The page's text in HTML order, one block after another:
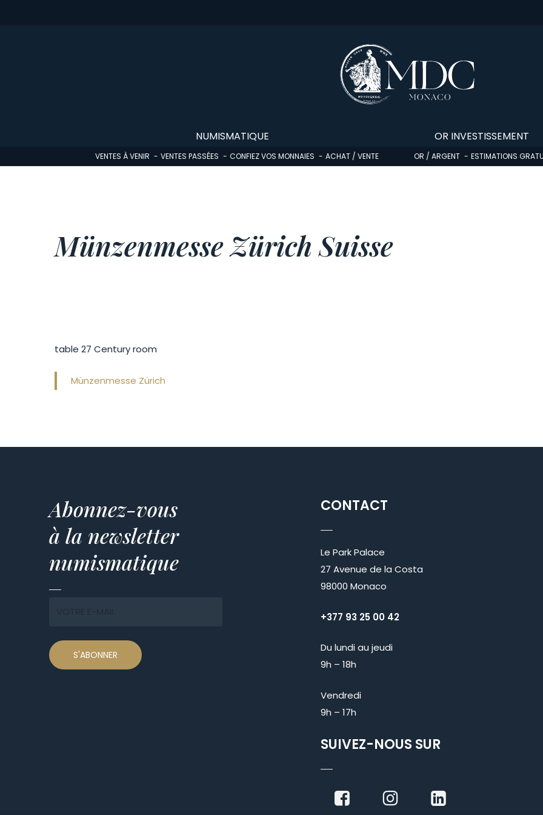
NUMISMATIQUE
VENTES À VENIR VENTES PASSÉES CONFIEZ VOS MONNAIES ACHAT / VENTE
OR INVESTISSEMENT
OR / ARGENT ESTIMATIONS
Münzenmesse Zürich Suisse
table 27 Century room
Münzenmesse Zürich
Abonnez-vous
à la newsletter
numismatique
CONTACT
Le Park Palace
27 Avenue de la Costa
98000 Monaco
+377 93 25 00 42
Du lundi au jeudi
9h – 18h
Vendredi
9h – 17h
SUIVEZ-NOUS SUR